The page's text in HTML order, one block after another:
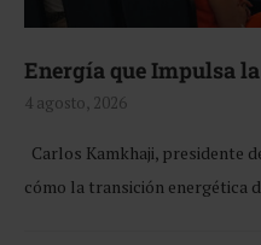
Energía que Impulsa
4 agosto, 2026
Carlos Kamkhaji, presidente
cómo la transición energética